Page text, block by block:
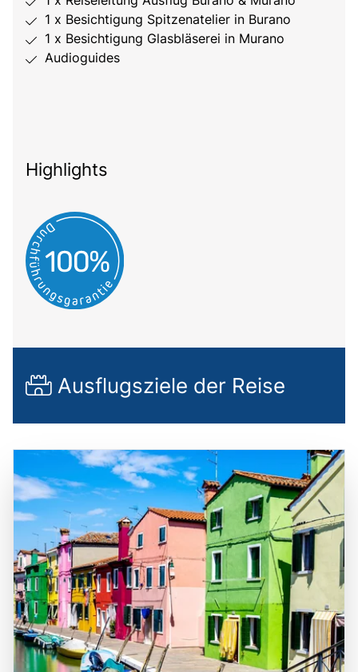
1 x Besichtigung Spitzenatelier in Burano
1 x Besichtigung Glasbläserei in Murano
Audioguides
Highlights
Ausflugsziele der Reise